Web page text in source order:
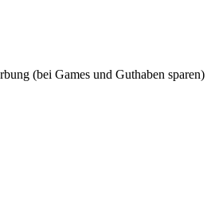
(bei Games und Guthaben sparen)